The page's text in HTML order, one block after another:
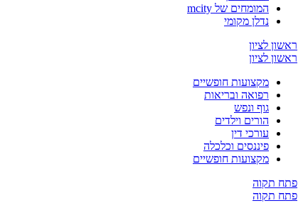
המומחים של mcity
נדלן מקומי
ראשון לציון
ראשון לציון
מקצועות חופשיים
רפואה ובריאות
גוף ונפש
הורים וילדים
עורכי דין
פיננסים וכלכלה
מקצועות חופשיים
פתח תקוה
פתח תקוה